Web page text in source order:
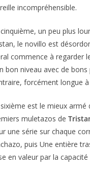
incompréhensible.
un peu plus
le novillo est
commence à regarder
bon niveau avec de
forcément longue
est le mieux armé
muletazos de
une série sur chaque
puis Une entière
en valeur par la